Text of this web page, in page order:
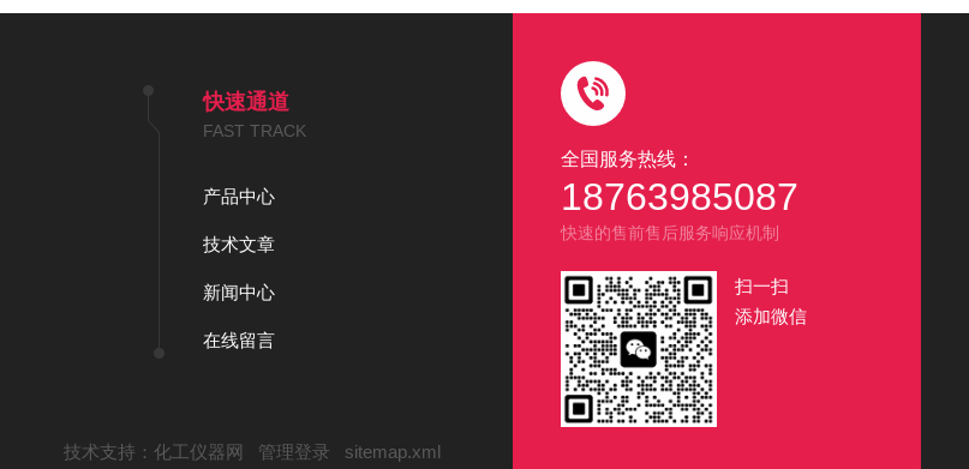
全国服务热线：
18763985087
快速的售前售后服务响应机制
扫一扫
添加微信
快速通道
FAST TRACK
产品中心
技术文章
新闻中心
在线留言
技术支持： 化工仪器网 管理登录 sitemap.xml